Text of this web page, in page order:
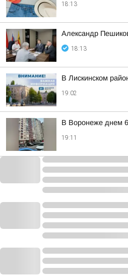
18:13
Александр
18:13
В Лискинском
19:02
В Воронеже днем 6
19:11